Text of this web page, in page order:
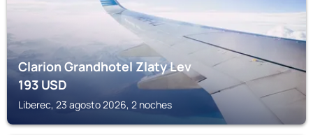
Clarion Grandhotel Zlaty Lev
193USD
Liberec, 23 agosto 2026, 2 noches